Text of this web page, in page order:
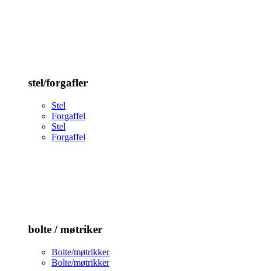
stel/forgafler
Stel
Forgaffel
Stel
Forgaffel
bolte / møtriker
Bolte/møtrikker
Bolte/møtrikker